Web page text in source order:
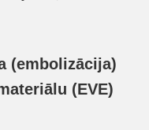
(embolizācija)
(EVE)